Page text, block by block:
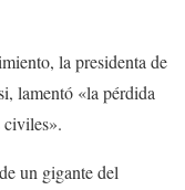
la presidenta de
lamentó «la pérdida
civiles».
un gigante del